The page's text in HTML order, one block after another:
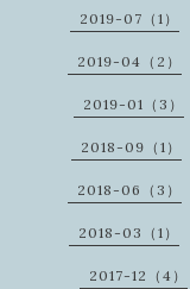
2019-07（1）
2019-04（2）
2019-01（3）
2018-09（1）
2018-06（3）
2018-03（1）
2017-12（4）